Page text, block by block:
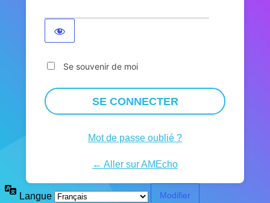
Se souvenir de moi
Mot de passe oublié ?
← Aller sur AMEcho
Langue